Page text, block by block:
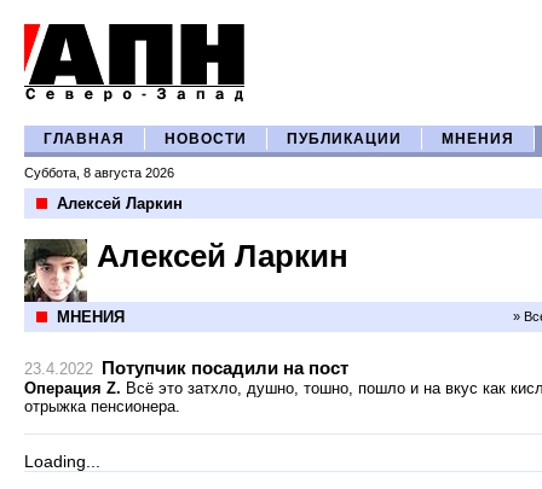
ГЛАВНАЯ НОВОСТИ ПУБЛИКАЦИИ МНЕНИЯ
Суббота, 8 августа 2026
Алексей Ларкин
Алексей Ларкин
МНЕНИЯ »
23.4.2022 Потупчик посадили на пост
Операция Z. Всё это затхло, душно, тошно, пошло и на вкус как
отрыжка пенсионера.
Loading...